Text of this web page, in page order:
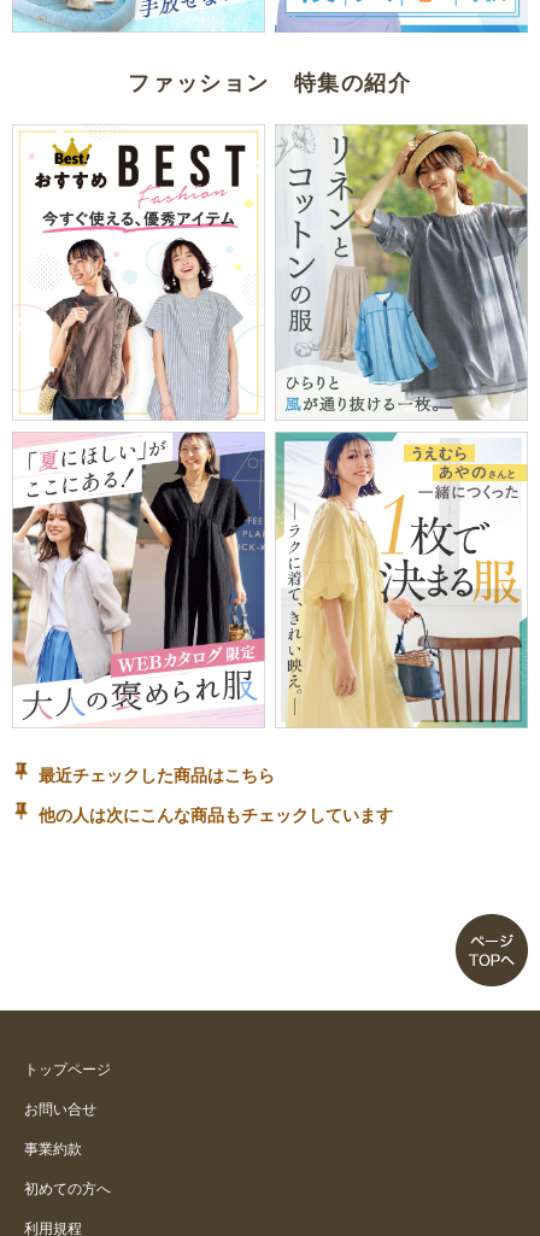
ファッション 特集の紹介
最近チェックした商品はこちら
他の人は次にこんな商品もチェックしています
トップページ
お問い合せ
事業約款
初めての方へ
利用規程